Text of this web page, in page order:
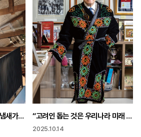
낡은 양곡창고에서 수상한 냄새가 한적한 농촌 마을 연 3만 명이 몰려오다 “고려인 돕는 것은 우리나라 미래 위한 일 고려인 정착이 지역 소멸 대안될 수 있어”
2025.10.14